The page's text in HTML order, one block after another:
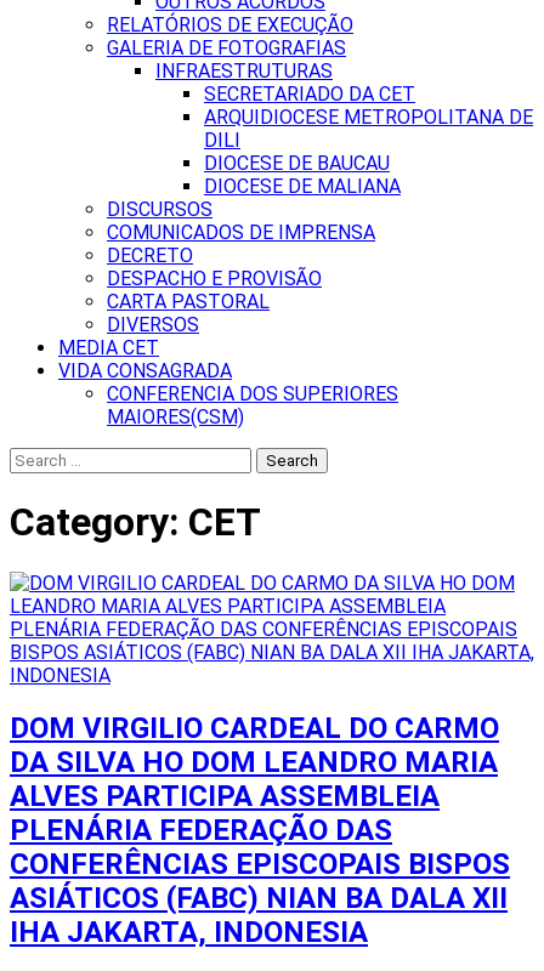
RELATÓRIOS DE EXECUÇÃO
GALERIA DE FOTOGRAFIAS
INFRAESTRUTURAS
SECRETARIADO DA CET
ARQUIDIOCESE METROPOLITANA DE
DILI
DIOCESE DE BAUCAU
DIOCESE DE MALIANA
DISCURSOS
COMUNICADOS DE IMPRENSA
DECRETO
DESPACHO E PROVISÃO
CARTA PASTORAL
DIVERSOS
MEDIA CET
VIDA CONSAGRADA
CONFERENCIA DOS SUPERIORES
MAIORES(CSM)
Search
for:
Category: CET
DOM VIRGILIO CARDEAL DO CARMO
DA SILVA HO DOM LEANDRO MARIA
ALVES PARTICIPA ASSEMBLEIA
PLENÁRIA FEDERAÇÃO DAS
CONFERÊNCIAS EPISCOPAIS BISPOS
ASIÁTICOS (FABC) NIAN BA DALA XII
IHA JAKARTA, INDONESIA